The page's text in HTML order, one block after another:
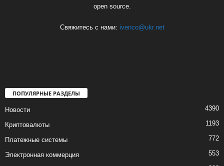
open source.
Свяжитесь с нами: ivenco@ukr.net
ПОПУЛЯРНЫЕ РАЗДЕЛЫ
Новости 4390
Криптовалюты 1193
Платежные системы 772
Электронная коммерция
553